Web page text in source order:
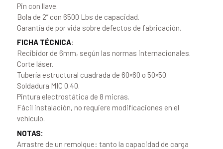
Pin con llave.
Bola de 2” con 6500 Lbs de capacidad.
Garantía de por vida sobre defectos de fabricación.
FICHA TÉCNICA:
Recibidor de 6mm, según las normas internacionales.
Corte láser.
Tubería estructural cuadrada de 60×60 o 50×50.
Soldadura MIC 0.40.
Pintura electrostática de 8 micras.
Fácil instalación, no requiere modificaciones en el
vehículo.
NOTAS:
Arrastre de un remolque: tanto la capacidad de carga